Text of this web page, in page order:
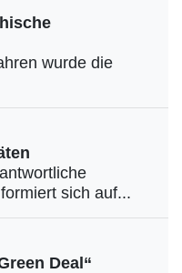
wurde die
sich auf...
Deal“